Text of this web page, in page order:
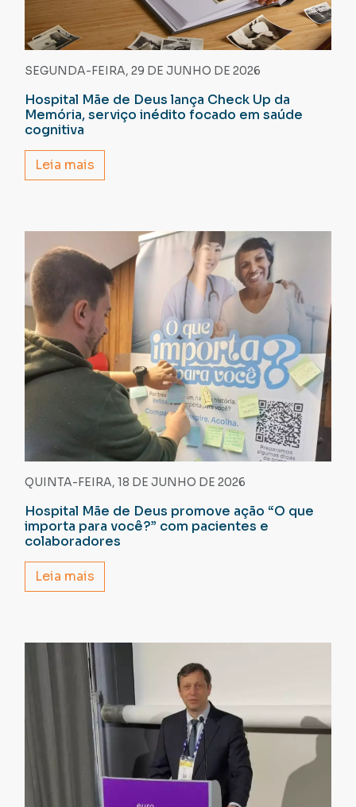
SEGUNDA-FEIRA, 29 DE JUNHO DE 2026
Hospital Mãe de Deus lança Check Up da
Memória, serviço inédito focado em saúde
cognitiva
Leia mais
QUINTA-FEIRA, 18 DE JUNHO DE 2026
Hospital Mãe de Deus promove ação “O que
importa para você?” com pacientes e
colaboradores
Leia mais